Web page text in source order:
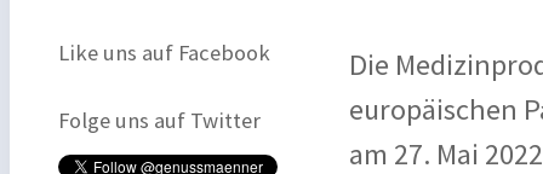
Like uns auf Facebook
Folge uns auf Twitter
Die
europäischen
am 27. Mai